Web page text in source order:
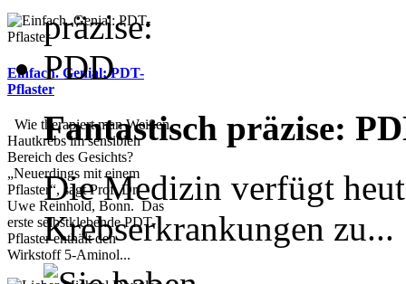
Einfach. Genial: PDT-
Pflaster
Wie therapiert man Weißen
Hautkrebs im sensiblen
Bereich des Gesichts?
„Neuerdings mit einem
Pflaster“, sagt Prof. Dr.
Uwe Reinhold, Bonn. Das
erste selbstklebende PDT-
Pflaster enthält den
Wirkstoff 5-Aminol...
Fantastisch präzise:
Die Medizin verfügt
Krebserkrankungen zu...